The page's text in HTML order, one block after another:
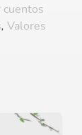
cuentos
, Valores